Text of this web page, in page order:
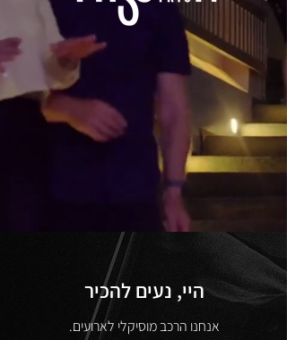
היי, נעים להכיר
אנחנו הרכב מוסיקלי לארועים.